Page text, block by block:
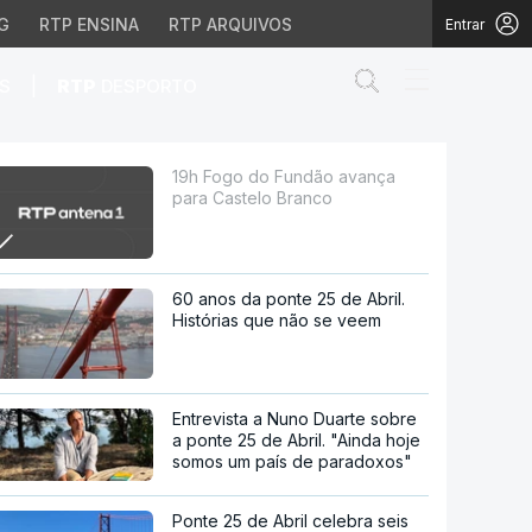
RTP ENSINA RTP ARQUIVOS Entrar
19h Fogo do Fundão avança
para Castelo Branco
60 anos da ponte 25 de Abril.
Histórias que não se veem
Entrevista a Nuno Duarte sobre
a ponte 25 de Abril. "Ainda hoje
somos um país de paradoxos"
Ponte 25 de Abril celebra seis